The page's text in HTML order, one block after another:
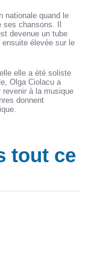
nationale quand le
chansons. Il
devenue un tube
ensuite élevée sur le
elle a été soliste
Olga Ciolacu a
revenir à la musique
donnent
tout ce